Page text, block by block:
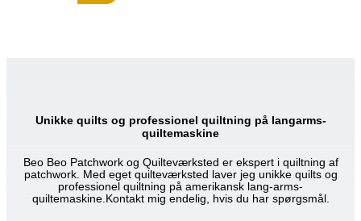
Unikke quilts og professionel quiltning på langarms-
quiltemaskine
Beo Beo Patchwork og Quilteværksted er ekspert i quiltning af
patchwork. Med eget quilteværksted laver jeg unikke quilts og
professionel quiltning på amerikansk lang-arms-
quiltemaskine.Kontakt mig endelig, hvis du har spørgsmål.